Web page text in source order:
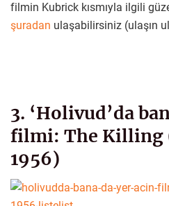
filmin Kubrick kısmıyla ilgili
şuradan ulaşabilirsiniz (ulaşın
3. ‘Holivud’da
filmi: The Killing
1956)